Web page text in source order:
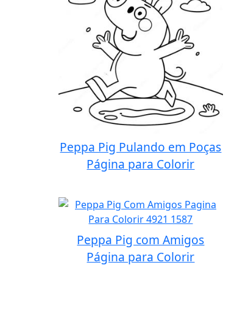
Peppa Pig Pulando em Poças
Página para Colorir
Peppa Pig com Amigos
Página para Colorir